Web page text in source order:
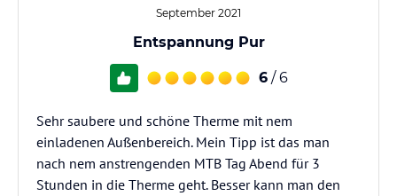
September 2021
Entspannung Pur
6 / 6
Sehr saubere und schöne Therme mit nem
einladenen Außenbereich. Mein Tipp ist das man
nach nem anstrengenden MTB Tag Abend für 3
Stunden in die Therme geht. Besser kann man den